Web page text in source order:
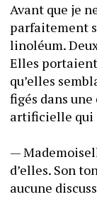
Avant que je
parfaitement
linoléum.
Elles portaient
qu’elles
figés dans
artificielle qui
—
d’elles. Son
aucune